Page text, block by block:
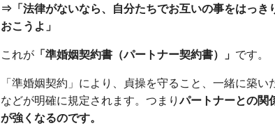
⇒ 「法律がないなら、自分たちでお互いの事をはっ
おこうよ」
これが 「準婚姻契約書（パートナー契約書）」 です。
「準婚姻契約」により、貞操を守ること、一緒に築
などが明確に規定されます。つまりパートナーとの関
が強くなるのです。